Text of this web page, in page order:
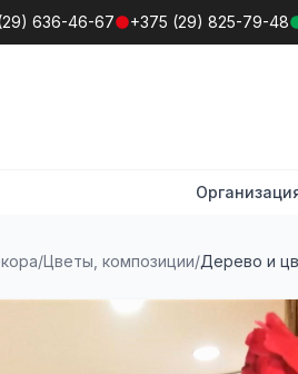
636-46-67 +375 (29) 825-79-48
/Цветы, композиции/Дерево и